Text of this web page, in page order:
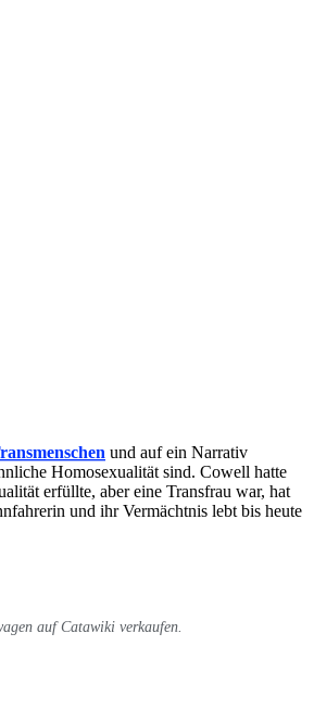
und auf ein Narrativ
Homosexualität sind. Cowell hatte
erfüllte, aber eine Transfrau war, hat
und ihr Vermächtnis lebt bis heute
auf Catawiki verkaufen.